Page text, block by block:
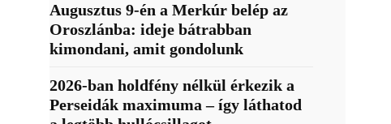
Augusztus 9-én a Merkúr belép az
Oroszlánba: ideje bátrabban
kimondani, amit gondolunk
2026-ban holdfény nélkül érkezik a
Perseidák maximuma – így láthatod